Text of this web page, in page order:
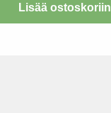
Lisää ostoskoriin